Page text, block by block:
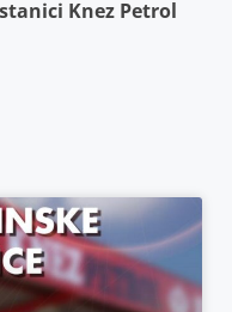
Knez Petrol